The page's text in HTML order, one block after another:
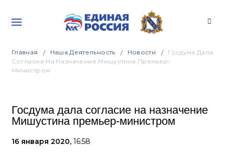
Главная Наша Деятельность Новости
Госдума Дала
Согласие На Назначение Мишустина Премьер-
Министром
Госдума дала согласие на назначение
Мишустина премьер-министром
16 января 2020, 16:58